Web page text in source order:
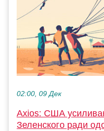
02:00, 09 Дек
Axios: США
Зеленского ради